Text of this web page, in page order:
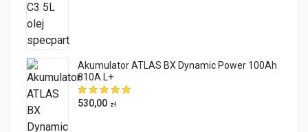
Akumulator ATLAS BX Dynamic Power 100Ah
810A L+
530,00 zł